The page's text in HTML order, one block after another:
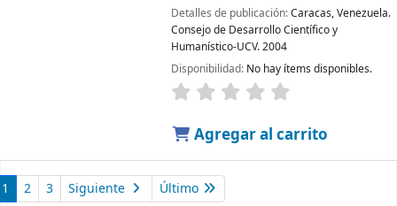
Detalles de publicación:Caracas, Venezuela.
Consejo de Desarrollo Científico y
Humanístico-UCV.2004
Disponibilidad: No hay ítems disponibles.
Agregar al carrito
1 2 3 Siguiente Último